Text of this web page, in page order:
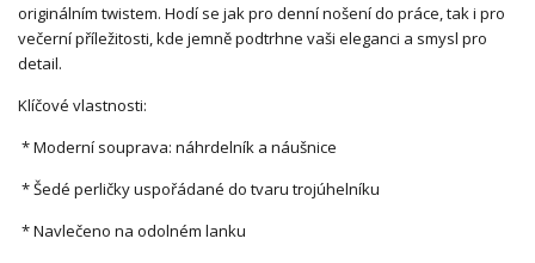
originálním twistem. Hodí se jak pro denní nošení do práce, tak i pro
večerní příležitosti, kde jemně podtrhne vaši eleganci a smysl pro
detail.
Klíčové vlastnosti:
* Moderní souprava: náhrdelník a náušnice
* Šedé perličky uspořádané do tvaru trojúhelníku
* Navlečeno na odolném lanku